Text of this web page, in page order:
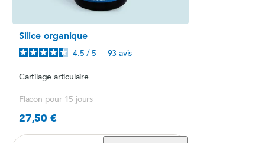
Silice organique
4.5 / 5 - 93avis
Cartilage articulaire
Flacon pour 15 jours
Prix
27,50 €